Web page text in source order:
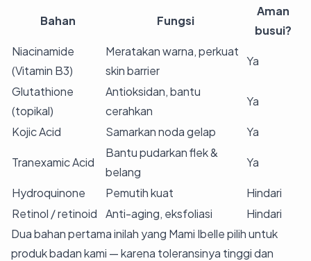
Bahan Fungsi
Aman
busui?
Niacinamide
(Vitamin B3)
Meratakan warna, perkuat
skin barrier
Ya
Glutathione
(topikal)
Antioksidan, bantu
cerahkan
Ya
Kojic Acid Samarkan noda gelap Ya
Tranexamic Acid
Bantu pudarkan flek &
belang
Ya
Hydroquinone Pemutih kuat
Hindari
Retinol / retinoid
Anti-aging, eksfoliasi
Hindari
Dua bahan pertama inilah yang Mami Ibelle pilih untuk
produk badan kami — karena toleransinya tinggi dan